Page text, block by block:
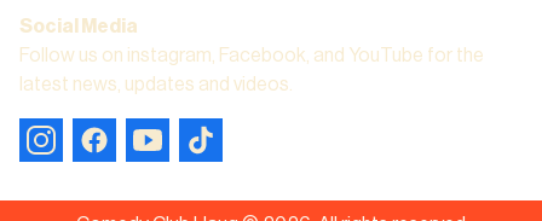
Social Media
Follow us on instagram, Facebook, and YouTube for the
latest news, updates and videos.